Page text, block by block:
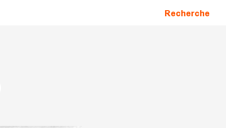
Recherche